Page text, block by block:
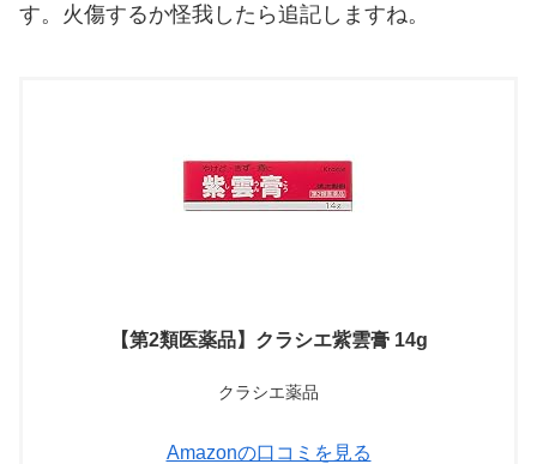
す。火傷するか怪我したら追記しますね。
【第2類医薬品】クラシエ紫雲膏 14g
クラシエ薬品
Amazonの口コミを見る